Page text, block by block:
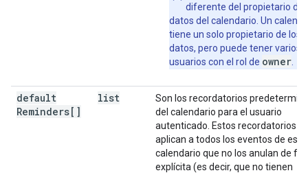
diferente del propietario de
datos del calendario. Un
tiene un solo propietario de los
datos, pero puede tener varios
usuarios con el rol de owner
default
Reminders[]
list
Son los recordatorios
del calendario para el usuario
autenticado. Estos recordatorios se
aplican a todos los eventos de este
calendario que no los anulan de
explícita (es decir, que no tienen